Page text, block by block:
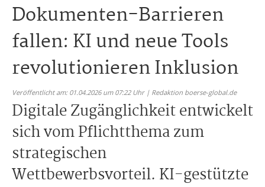
Dokumenten-Barrieren
fallen: KI und neue Tools
revolutionieren Inklusion
Veröffentlicht am: 01.04.2026 um 07:22 Uhr | Redaktion boerse-global.de
Digitale Zugänglichkeit entwickelt
sich vom Pflichtthema zum
strategischen
Wettbewerbsvorteil. KI-gestützte